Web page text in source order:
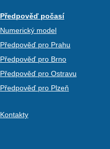
Předpověď počasí
Numerický model
Předpověď pro Prahu
Předpověď pro Brno
Předpověď pro Ostravu
Předpověď pro Plzeň
Kontakty